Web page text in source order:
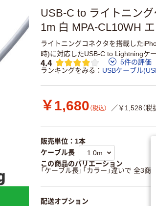
USB-C to ライトニン
1m 白 MPA-CL10WH
ライトニングコネクタを搭載した
時)に対応したUSB-C to Lightningケー
4.4 5件の評価
ランキングをみる
USBケーブル
￥1,680 （税込） ／￥1,528（税
販売単位：1本
ケーブル長
この商品のバリエーション
「ケーブル長」「カラー」違いで 全3商
配送オプション